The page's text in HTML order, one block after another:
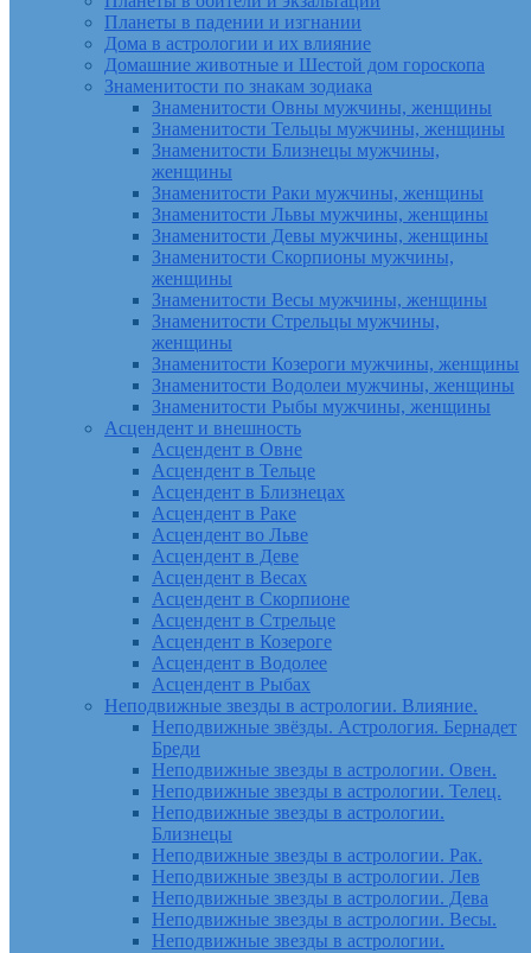
Планеты в падении и изгнании
Дома в астрологии и их влияние
Домашние животные и Шестой дом гороскопа
Знаменитости по знакам зодиака
Знаменитости Овны мужчины, женщины
Знаменитости Тельцы мужчины, женщины
Знаменитости Близнецы мужчины,
женщины
Знаменитости Раки мужчины, женщины
Знаменитости Львы мужчины, женщины
Знаменитости Девы мужчины, женщины
Знаменитости Скорпионы мужчины,
женщины
Знаменитости Весы мужчины, женщины
Знаменитости Стрельцы мужчины,
женщины
Знаменитости Козероги мужчины, женщины
Знаменитости Водолеи мужчины, женщины
Знаменитости Рыбы мужчины, женщины
Асцендент и внешность
Асцендент в Овне
Асцендент в Тельце
Асцендент в Близнецах
Асцендент в Раке
Асцендент во Льве
Асцендент в Деве
Асцендент в Весах
Асцендент в Скорпионе
Асцендент в Стрельце
Асцендент в Козероге
Асцендент в Водолее
Асцендент в Рыбах
Неподвижные звезды в астрологии. Влияние.
Неподвижные звёзды. Астрология. Бернадет
Бреди
Неподвижные звезды в астрологии. Овен.
Неподвижные звезды в астрологии. Телец.
Неподвижные звезды в астрологии.
Близнецы
Неподвижные звезды в астрологии. Рак.
Неподвижные звезды в астрологии. Лев
Неподвижные звезды в астрологии. Дева
Неподвижные звезды в астрологии. Весы.
Неподвижные звезды в астрологии.